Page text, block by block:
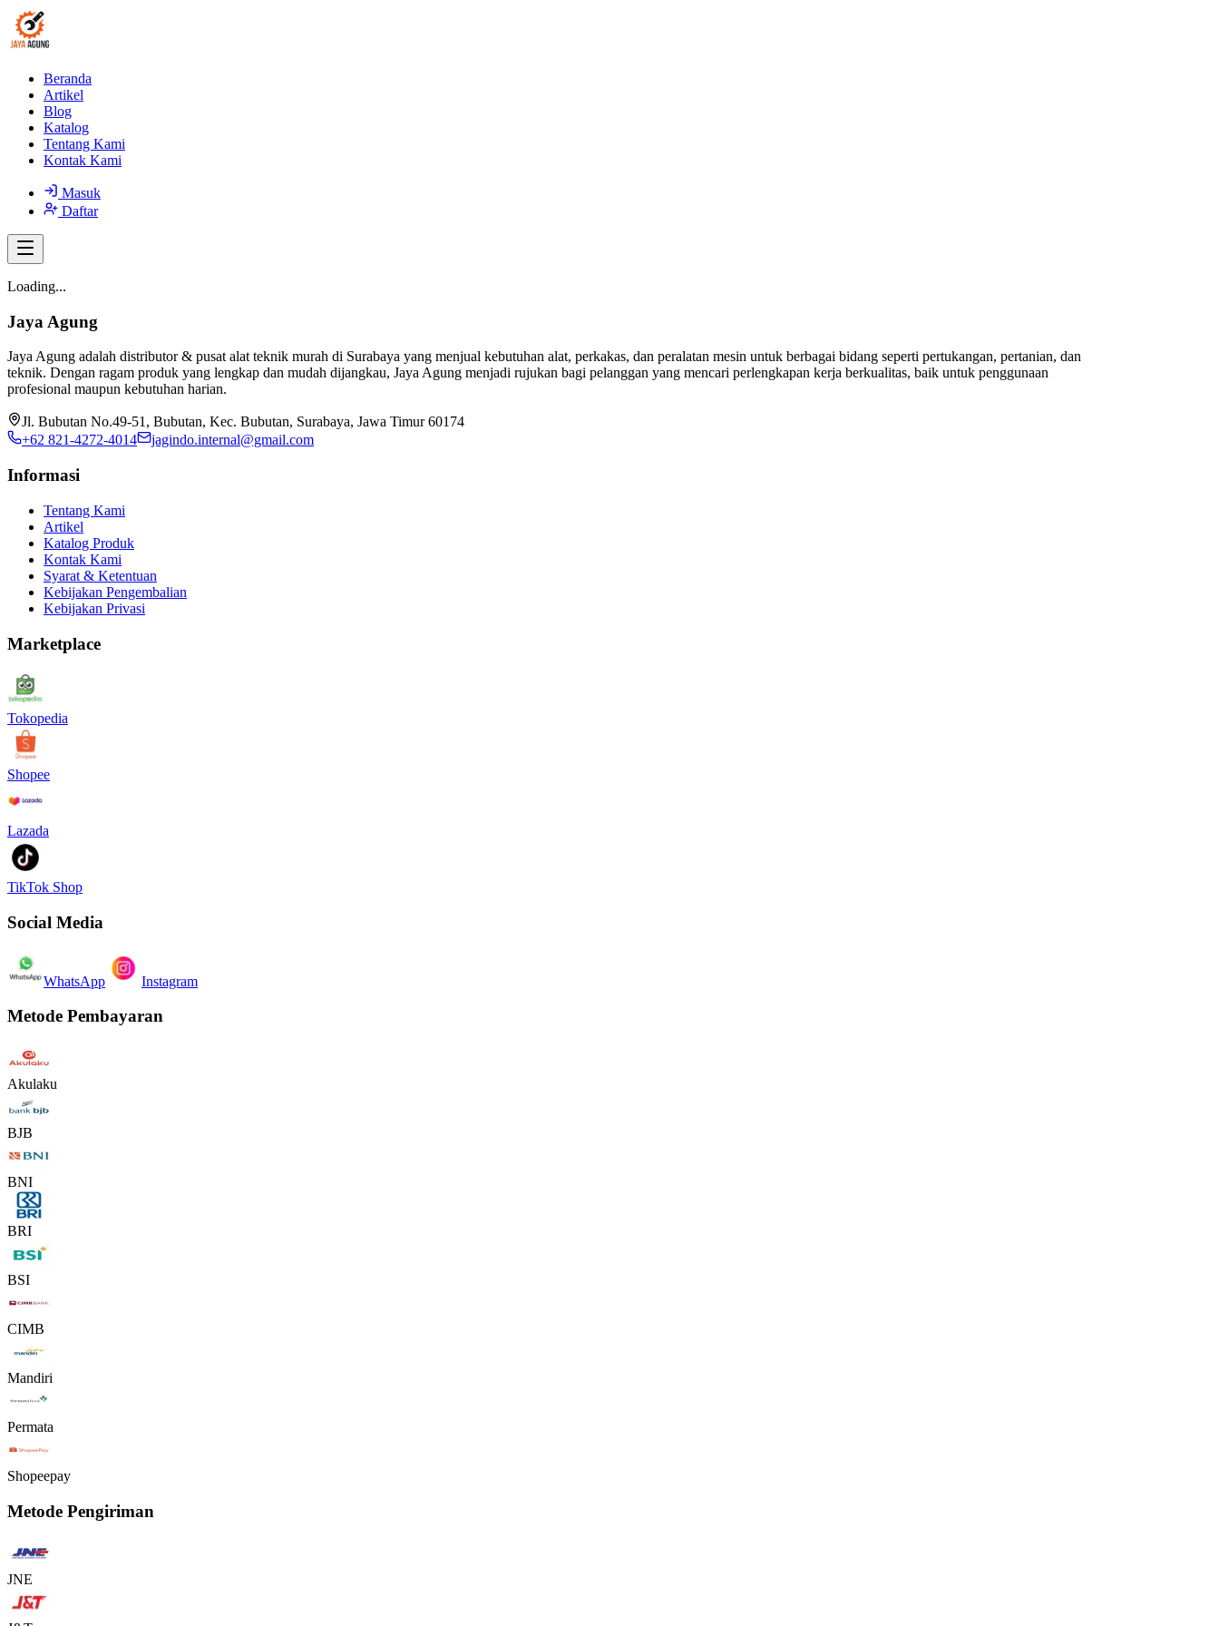
Beranda
Artikel
Blog
Katalog
Tentang Kami
Kontak Kami
Masuk
Daftar
Loading...
Jaya Agung
Jaya Agung adalah distributor & pusat alat teknik murah di Surabaya yang menjual kebutuhan alat, perkakas, dan peralatan mesin untuk berbagai bidang seperti pertukangan, pertanian, dan
teknik. Dengan ragam produk yang lengkap dan mudah dijangkau, Jaya Agung menjadi rujukan bagi pelanggan yang mencari perlengkapan kerja berkualitas, baik untuk penggunaan
profesional maupun kebutuhan harian.
Jl. Bubutan No.49-51, Bubutan, Kec. Bubutan, Surabaya, Jawa Timur 60174
+62 821-4272-4014
jagindo.internal@gmail.com
Informasi
Tentang Kami
Artikel
Katalog Produk
Kontak Kami
Syarat & Ketentuan
Kebijakan Pengembalian
Kebijakan Privasi
Marketplace
Tokopedia
Shopee
Lazada
TikTok Shop
Social Media
WhatsApp Instagram
Metode Pembayaran
Akulaku
BJB
BNI
BRI
BSI
CIMB
Mandiri
Permata
Shopeepay
Metode Pengiriman
JNE